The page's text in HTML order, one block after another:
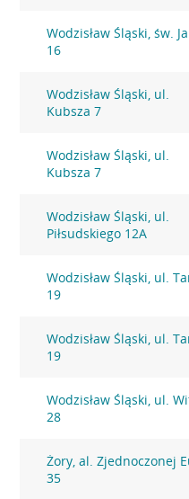
Wodzisław Śląski, św.
16
Wodzisław Śląski, ul.
Kubsza 7
Wodzisław Śląski, ul.
Kubsza 7
Wodzisław Śląski, ul.
Piłsudskiego 12A
Wodzisław Śląski, ul.
19
Wodzisław Śląski, ul.
19
Wodzisław Śląski, ul.
28
Żory, al. Zjednoczonej
35